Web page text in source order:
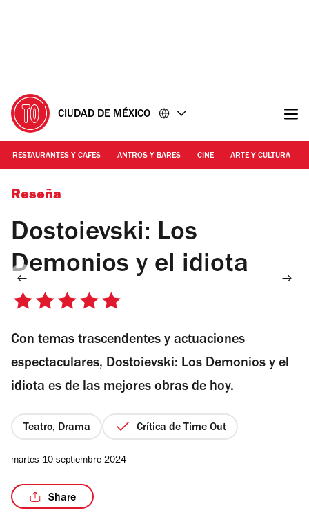
CIUDAD DE MÉXICO
RESTAURANTES Y CAFES ANTROS Y BARES CINE ARTE Y CULTURA
Foto: Cortesía Zoombie Films
Reseña
Dostoievski: Los
Demonios y el idiota
5
5
estrellas
Con temas trascendentes y actuaciones
espectaculares, Dostoievski: Los Demonios y el
idiota es de las mejores obras de hoy.
Teatro, Drama Crítica de Time Out
martes 10 septiembre 2024
Share